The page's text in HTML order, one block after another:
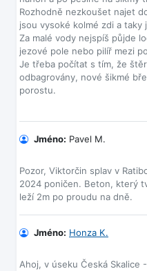
Rozhodně nezkoušet najet
jsou vysoké kolmé zdi a
Za malé vody nejspíš půjde
jezové pole nebo pilíř mezi
Je třeba počítat s tím, že
odbagrovány, nové šikmé
porostu.
Jméno: Pavel M.
Pozor, Viktorčin splav v
2024 poničen. Beton, který
Jméno: Honza K.
Ahoj, v úseku Česká Skalice